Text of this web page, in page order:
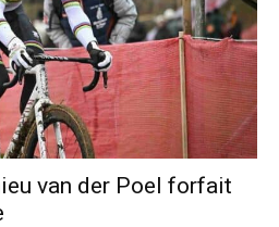
van der Poel forfait